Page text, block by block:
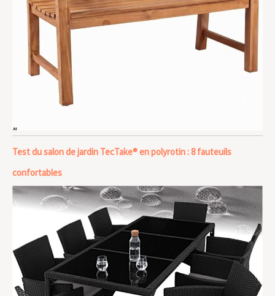
Test du salon de jardin TecTake® en polyrotin : 8 fauteuils
confortables